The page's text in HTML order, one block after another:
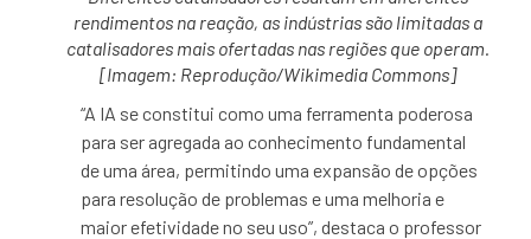
rendimentos na reação, as indústrias são limitadas a
catalisadores mais ofertadas nas regiões que operam.
[Imagem: Reprodução/Wikimedia Commons]
“A IA se constitui como uma ferramenta poderosa
para ser agregada ao conhecimento fundamental
de uma área, permitindo uma expansão de opções
para resolução de problemas e uma melhoria e
maior efetividade no seu uso”, destaca o professor